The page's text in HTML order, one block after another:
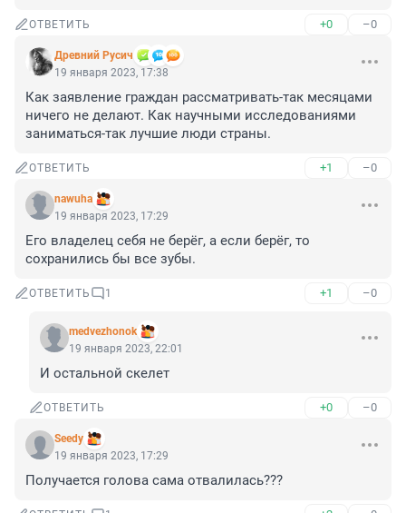
ОТВЕТИТЬ +0 –0
Древний Русич
19 января 2023, 17:38
Как заявление граждан рассматривать-так месяцами
ничего не делают. Как научными исследованиями
заниматься-так лучшие люди страны.
ОТВЕТИТЬ +1 –0
nawuha
19 января 2023, 17:29
Его владелец себя не берёг, а если берёг, то
сохранились бы все зубы.
ОТВЕТИТЬ 1 +1 –0
medvezhonok
19 января 2023, 22:01
И остальной скелет
ОТВЕТИТЬ +0 –0
Seedy
19 января 2023, 17:29
Получается голова сама отвалилась???